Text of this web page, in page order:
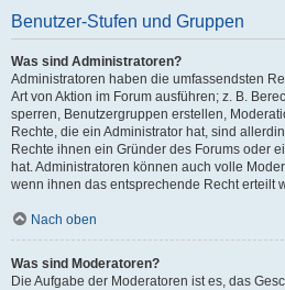
Benutzer-Stufen und Gruppen
Was sind Administratoren?
Administratoren haben die umfassendsten
Art von Aktion im Forum ausführen; z. B.
sperren, Benutzergruppen erstellen,
Rechte, die ein Administrator hat, sind
Rechte ihnen ein Gründer des Forums oder
hat. Administratoren können auch volle
wenn ihnen das entsprechende Recht erteilt
Nach oben
Was sind Moderatoren?
Die Aufgabe der Moderatoren ist es, das